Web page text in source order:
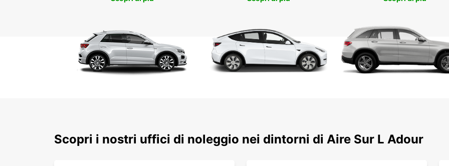
Scopri i nostri uffici di noleggio nei dintorni di Aire Sur L Adour